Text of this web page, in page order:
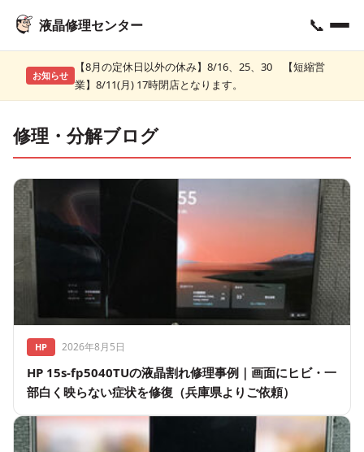
液晶修理センター 📞
お知らせ
【8月の定休日以外の休み】8/16、25、30 【短縮営
業】8/11(月) 17時閉店となります。
修理・分解ブログ
HP 2026年8月5日
HP 15s-fp5040TUの液晶割れ修理事例｜画面にヒビ・一
部白く映らない症状を修復（兵庫県よりご依頼）